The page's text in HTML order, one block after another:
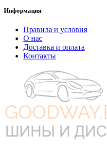
Информация
Правила и условия
О нас
Доставка и оплата
Контакты